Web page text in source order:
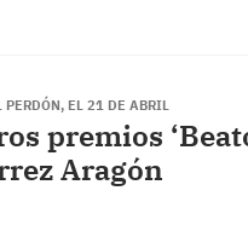
PERDÓN, EL 21 DE ABRIL
premios
Aragón